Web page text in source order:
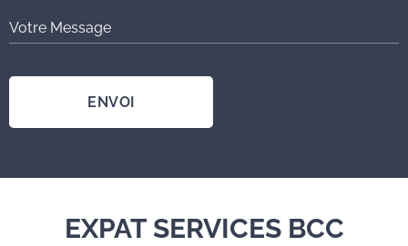
Votre Message
ENVOI
EXPAT SERVICES BCC